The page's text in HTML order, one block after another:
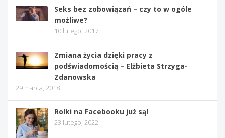
Seks bez zobowiązań – czy to w ogóle
możliwe?
10 lutego, 2017
Zmiana życia dzięki pracy z
podświadomością – Elżbieta Strzyga-
Zdanowska
29 marca, 2018
Rolki na Facebooku już są!
23 lutego, 2022